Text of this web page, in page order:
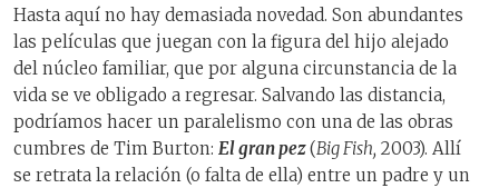
Hasta aquí no hay demasiada novedad. Son abundantes
las películas que juegan con la figura del hijo alejado
del núcleo familiar, que por alguna circunstancia de la
vida se ve obligado a regresar. Salvando las distancia,
podríamos hacer un paralelismo con una de las obras
cumbres de Tim Burton: El gran pez(Big Fish, 2003). Allí
se retrata la relación (o falta de ella) entre un padre y un